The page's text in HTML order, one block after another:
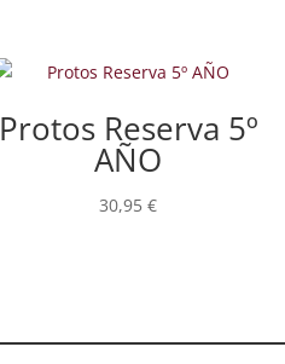
Protos Reserva 5º
AÑO
30,95€